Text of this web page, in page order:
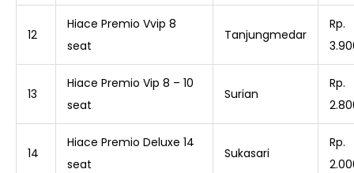
12
Hiace Premio Vvip 8
seat
Tanjungmedar
Rp.
13
Hiace Premio Vip 8 – 10
seat
Surian
Rp.
14
Hiace Premio Deluxe 14
seat
Sukasari
Rp.